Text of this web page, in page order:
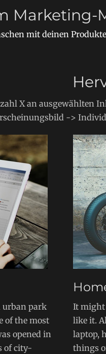
Marketing-
mit deinen
X an ausgewählten
->
urban park
of the most
opened in
of city-
It might
like it.
laptop,
things